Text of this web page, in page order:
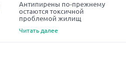
Антипирены по-прежнему
остаются токсичной
проблемой жилищ
Читать далее